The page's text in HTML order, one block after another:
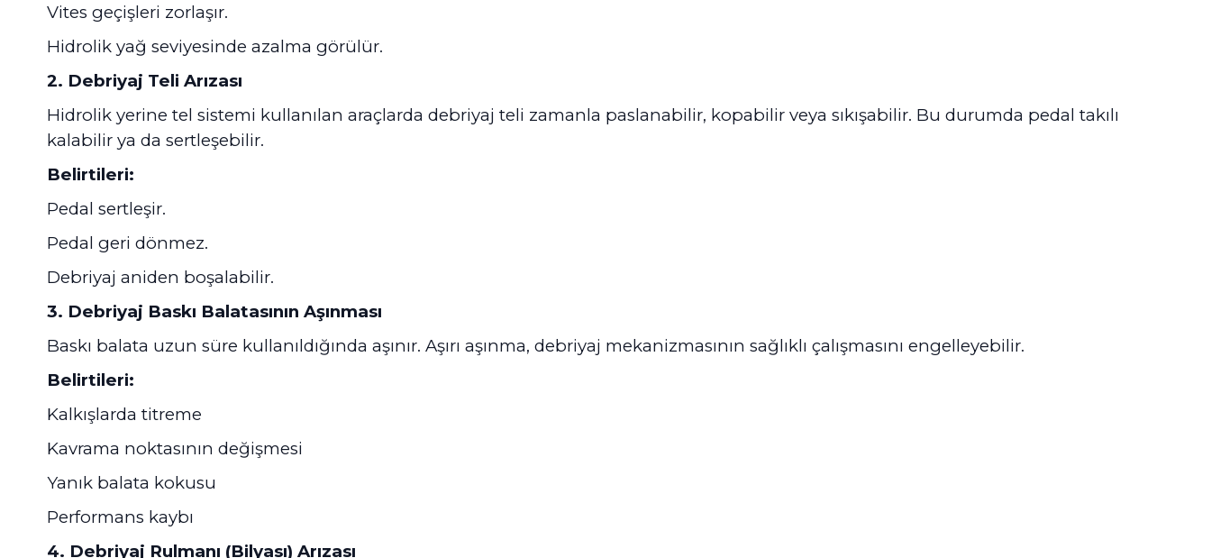
Vites geçişleri zorlaşır.
Hidrolik yağ seviyesinde azalma görülür.
2. Debriyaj Teli Arızası
Hidrolik yerine tel sistemi kullanılan araçlarda debriyaj teli zamanla paslanabilir, kopabilir veya sıkışabilir. Bu durumda pedal takılı
kalabilir ya da sertleşebilir.
Belirtileri:
Pedal sertleşir.
Pedal geri dönmez.
Debriyaj aniden boşalabilir.
3. Debriyaj Baskı Balatasının Aşınması
Baskı balata uzun süre kullanıldığında aşınır. Aşırı aşınma, debriyaj mekanizmasının sağlıklı çalışmasını engelleyebilir.
Belirtileri:
Kalkışlarda titreme
Kavrama noktasının değişmesi
Yanık balata kokusu
Performans kaybı
4. Debriyaj Rulmanı (Bilyası) Arızası